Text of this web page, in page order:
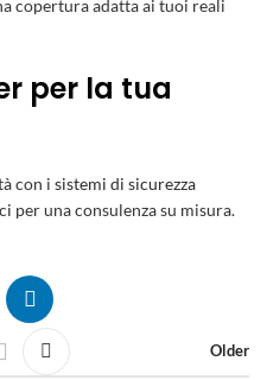
copertura adatta ai tuoi reali
per la tua
con i sistemi di sicurezza
per una consulenza su misura.
Older